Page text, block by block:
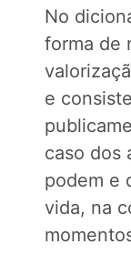
No
forma de
e
caso dos
podem e
vida, na